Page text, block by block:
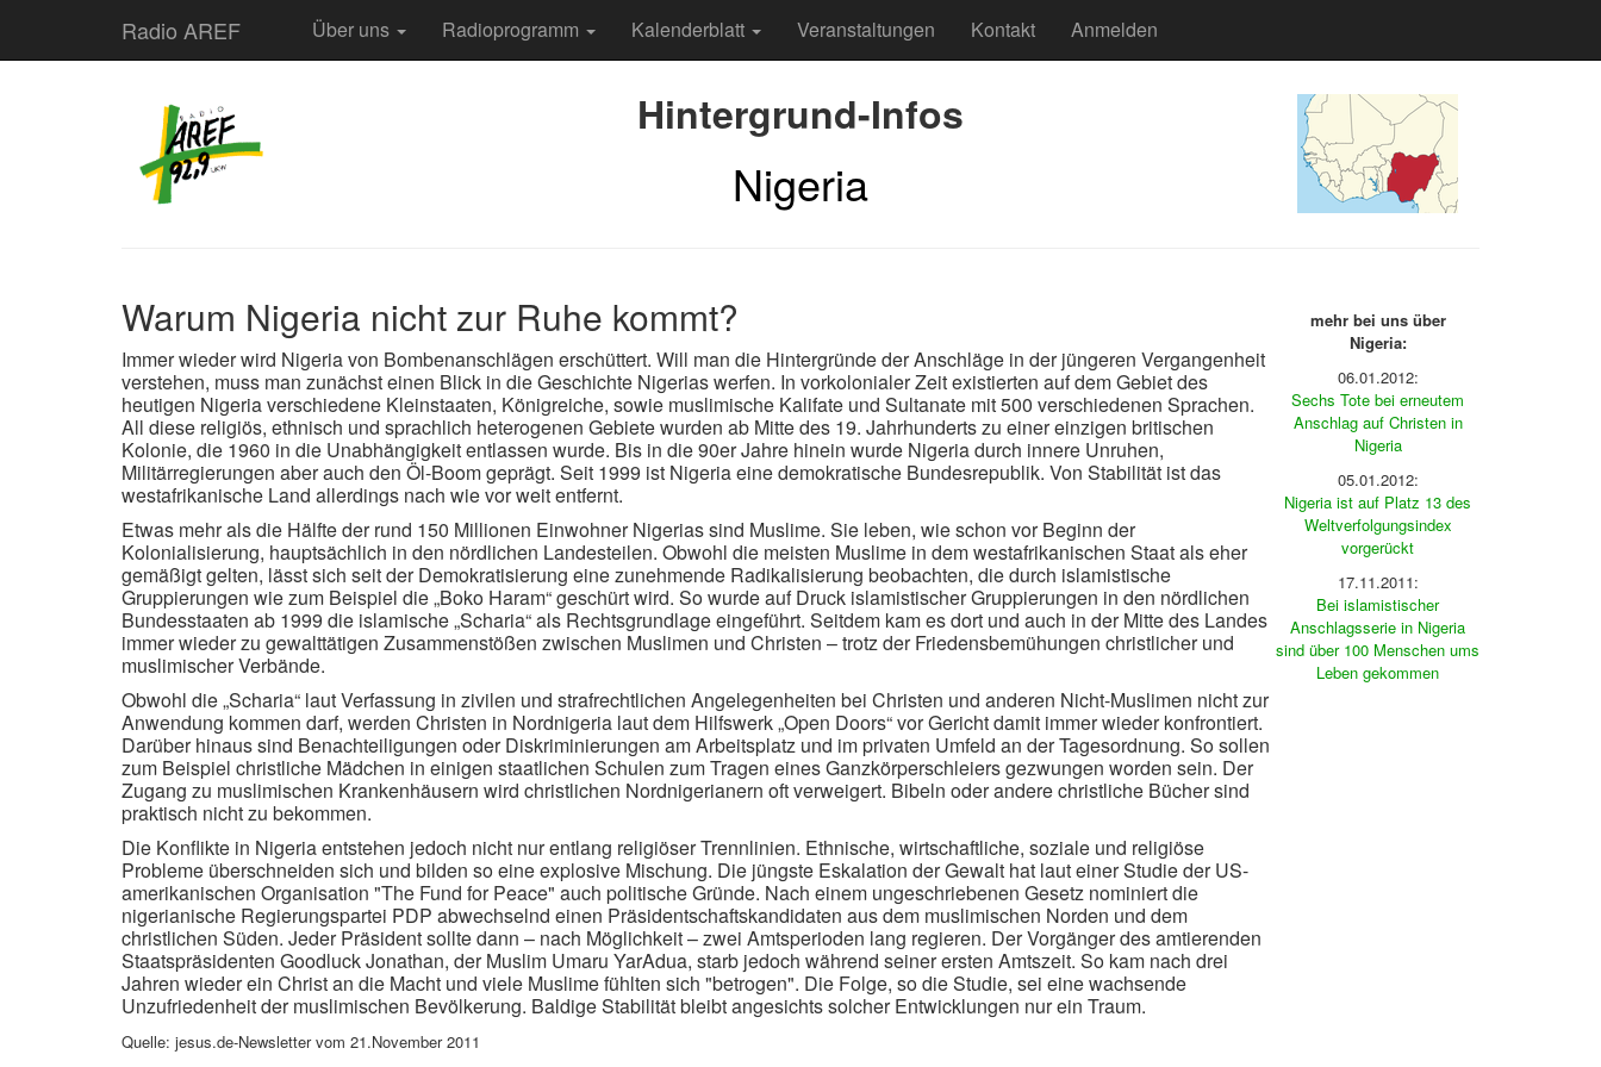
Radio AREF Über uns Radioprogramm Kalenderblatt Veranstaltungen Kontakt Anmelden
Hintergrund-Infos
Nigeria
Warum Nigeria nicht zur Ruhe kommt?
Immer wieder wird Nigeria von Bombenanschlägen erschüttert. Will man die Hintergründe der Anschläge in der jüngeren Vergangenheit
verstehen, muss man zunächst einen Blick in die Geschichte Nigerias werfen. In vorkolonialer Zeit existierten auf dem Gebiet des
heutigen Nigeria verschiedene Kleinstaaten, Königreiche, sowie muslimische Kalifate und Sultanate mit 500 verschiedenen Sprachen.
All diese religiös, ethnisch und sprachlich heterogenen Gebiete wurden ab Mitte des 19. Jahrhunderts zu einer einzigen britischen
Kolonie, die 1960 in die Unabhängigkeit entlassen wurde. Bis in die 90er Jahre hinein wurde Nigeria durch innere Unruhen,
Militärregierungen aber auch den Öl-Boom geprägt. Seit 1999 ist Nigeria eine demokratische Bundesrepublik. Von Stabilität ist das
westafrikanische Land allerdings nach wie vor weit entfernt.
Etwas mehr als die Hälfte der rund 150 Millionen Einwohner Nigerias sind Muslime. Sie leben, wie schon vor Beginn der
Kolonialisierung, hauptsächlich in den nördlichen Landesteilen. Obwohl die meisten Muslime in dem westafrikanischen Staat als eher
gemäßigt gelten, lässt sich seit der Demokratisierung eine zunehmende Radikalisierung beobachten, die durch islamistische
Gruppierungen wie zum Beispiel die „Boko Haram“ geschürt wird. So wurde auf Druck islamistischer Gruppierungen in den nördlichen
Bundesstaaten ab 1999 die islamische „Scharia“ als Rechtsgrundlage eingeführt. Seitdem kam es dort und auch in der Mitte des Landes
immer wieder zu gewalttätigen Zusammenstößen zwischen Muslimen und Christen – trotz der Friedensbemühungen christlicher und
muslimischer Verbände.
Obwohl die „Scharia“ laut Verfassung in zivilen und strafrechtlichen Angelegenheiten bei Christen und anderen Nicht-Muslimen nicht zur
Anwendung kommen darf, werden Christen in Nordnigeria laut dem Hilfswerk „Open Doors“ vor Gericht damit immer wieder konfrontiert.
Darüber hinaus sind Benachteiligungen oder Diskriminierungen am Arbeitsplatz und im privaten Umfeld an der Tagesordnung. So sollen
zum Beispiel christliche Mädchen in einigen staatlichen Schulen zum Tragen eines Ganzkörperschleiers gezwungen worden sein. Der
Zugang zu muslimischen Krankenhäusern wird christlichen Nordnigerianern oft verweigert. Bibeln oder andere christliche Bücher sind
praktisch nicht zu bekommen.
Die Konflikte in Nigeria entstehen jedoch nicht nur entlang religiöser Trennlinien. Ethnische, wirtschaftliche, soziale und religiöse
Probleme überschneiden sich und bilden so eine explosive Mischung. Die jüngste Eskalation der Gewalt hat laut einer Studie der US-
amerikanischen Organisation "The Fund for Peace" auch politische Gründe. Nach einem ungeschriebenen Gesetz nominiert die
nigerianische Regierungspartei PDP abwechselnd einen Präsidentschaftskandidaten aus dem muslimischen Norden und dem
christlichen Süden. Jeder Präsident sollte dann – nach Möglichkeit – zwei Amtsperioden lang regieren. Der Vorgänger des amtierenden
Staatspräsidenten Goodluck Jonathan, der Muslim Umaru YarAdua, starb jedoch während seiner ersten Amtszeit. So kam nach drei
Jahren wieder ein Christ an die Macht und viele Muslime fühlten sich "betrogen". Die Folge, so die Studie, sei eine wachsende
Unzufriedenheit der muslimischen Bevölkerung. Baldige Stabilität bleibt angesichts solcher Entwicklungen nur ein Traum.
Quelle: jesus.de-Newsletter vom 21.November 2011
mehr bei uns über
Nigeria:
06.01.2012:
Sechs Tote bei erneutem
Anschlag auf Christen in
Nigeria
05.01.2012:
Nigeria ist auf Platz 13 des
Weltverfolgungsindex
vorgerückt
17.11.2011:
Bei islamistischer
Anschlagsserie in Nigeria
sind über 100 Menschen ums
Leben gekommen